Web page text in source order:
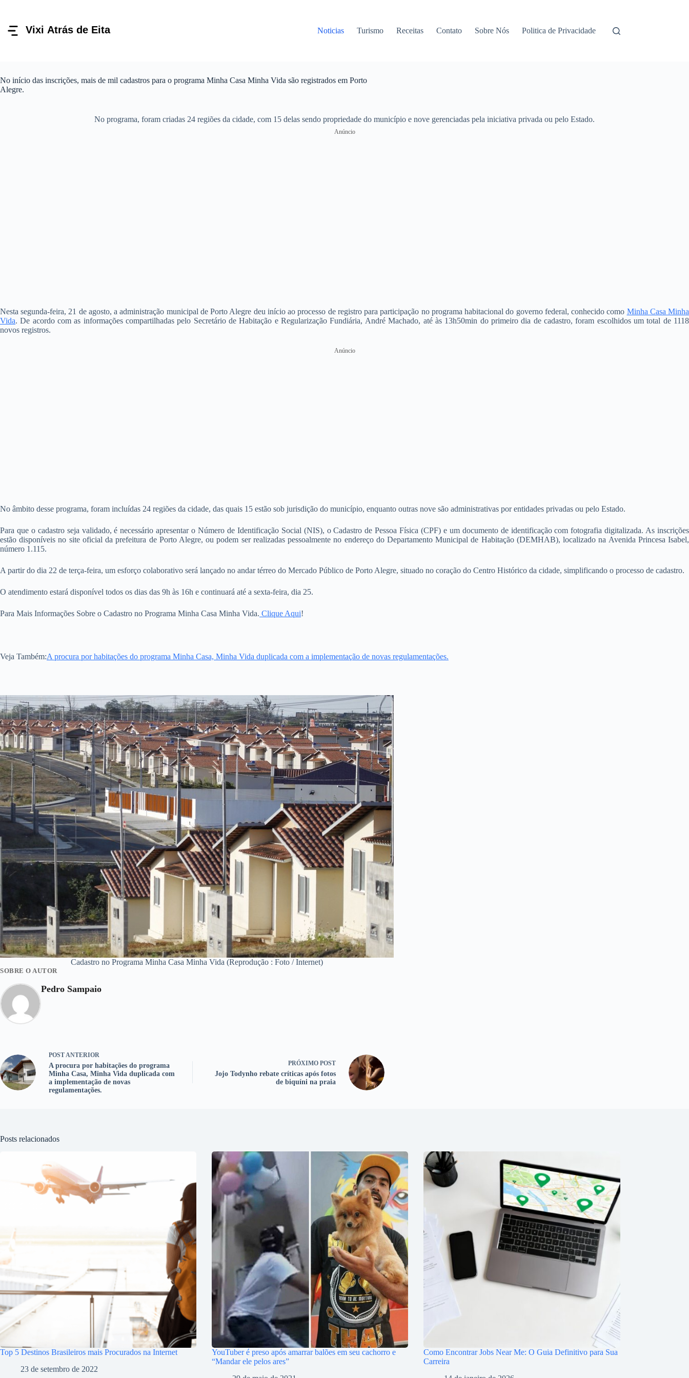
conteúdo
Noticias Turismo Receitas Contato Sobre Nós Politica de Privacidade
No início das inscrições, mais de mil cadastros para o programa Minha Casa Minha Vida são registrados em Porto
Alegre.
No programa, foram criadas 24 regiões da cidade, com 15 delas sendo propriedade do município e nove gerenciadas pela iniciativa privada ou pelo Estado.
Anúncio
Nesta segunda-feira, 21 de agosto, a administração municipal de Porto Alegre deu início ao processo de registro para participação no programa habitacional do governo federal, conhecido como Minha Casa Minha
Vida. De acordo com as informações compartilhadas pelo Secretário de Habitação e Regularização Fundiária, André Machado, até às 13h50min do primeiro dia de cadastro, foram escolhidos um total de 1118
novos registros.
Anúncio
No âmbito desse programa, foram incluídas 24 regiões da cidade, das quais 15 estão sob jurisdição do município, enquanto outras nove são administrativas por entidades privadas ou pelo Estado.
Para que o cadastro seja validado, é necessário apresentar o Número de Identificação Social (NIS), o Cadastro de Pessoa Física (CPF) e um documento de identificação com fotografia digitalizada. As inscrições
estão disponíveis no site oficial da prefeitura de Porto Alegre, ou podem ser realizadas pessoalmente no endereço do Departamento Municipal de Habitação (DEMHAB), localizado na Avenida Princesa Isabel,
número 1.115.
A partir do dia 22 de terça-feira, um esforço colaborativo será lançado no andar térreo do Mercado Público de Porto Alegre, situado no coração do Centro Histórico da cidade, simplificando o processo de cadastro.
O atendimento estará disponível todos os dias das 9h às 16h e continuará até a sexta-feira, dia 25.
Para Mais Informações Sobre o Cadastro no Programa Minha Casa Minha Vida. Clique Aqui!
Veja Também:A procura por habitações do programa Minha Casa, Minha Vida duplicada com a implementação de novas regulamentações.
Cadastro no Programa Minha Casa Minha Vida (Reprodução : Foto / Internet)
SOBRE O AUTOR
Pedro Sampaio
POSTANTERIOR
A procura por habitações do programa
Minha Casa, Minha Vida duplicada com
a implementação de novas
regulamentações.
PRÓXIMO POST
Jojo Todynho rebate críticas após fotos
de biquíni na praia
Posts relacionados
Top 5 Destinos Brasileiros mais Procurados na Internet
23 de setembro de 2022
YouTuber é preso após amarrar balões em seu cachorro e
“Mandar ele pelos ares”
Como Encontrar Jobs Near Me: O Guia Definitivo para Sua
Carreira